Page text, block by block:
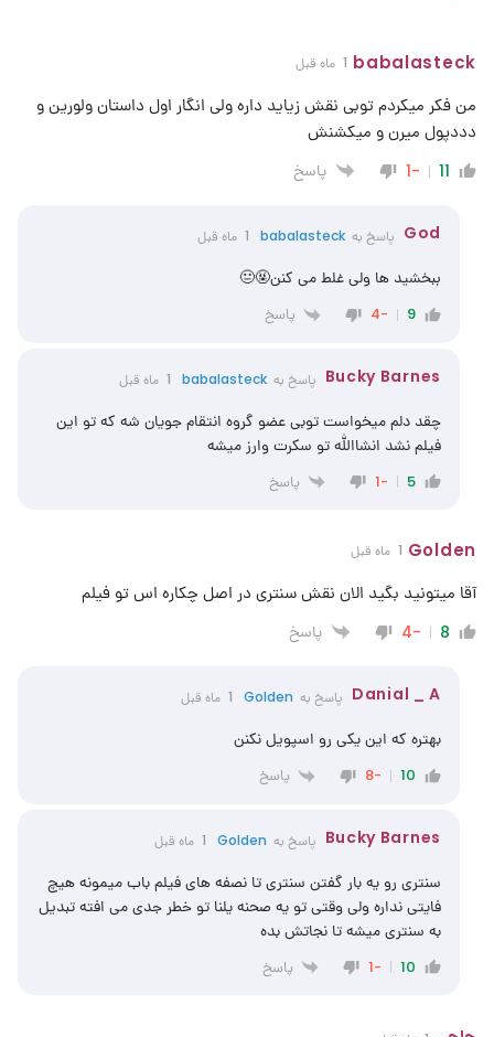
babalasteck 1 ماه قبل
من فکر میکردم توبی نقش زیاید داره ولی انگار اول داستان ولورین و
دددپول میرن و میکشنش
11
-1 پاسخ
God پاسخ بهbabalasteck 1 ماه قبل
ببخشید ها ولی غلط می کنن🤬😐
9
-4 پاسخ
Bucky Barnes پاسخ بهbabalasteck 1 ماه قبل
چقد دلم میخواست توبی عضو گروه انتقام جویان شه که تو این
فیلم نشد انشاالله تو سکرت وارز میشه
5
-1 پاسخ
Golden 1 ماه قبل
آقا میتونید بگید الان نقش سنتری در اصل چکاره اس تو فیلم
8
-4 پاسخ
Danial _ A پاسخ به Golden 1 ماه قبل
بهتره که این یکی رو اسپویل نکنن
10
-8 پاسخ
Bucky Barnes پاسخ به Golden 1 ماه قبل
سنتری رو یه بار گفتن سنتری تا نصفه های فیلم باب میمونه هیچ
فایتی نداره ولی وقتی تو یه صحنه یلنا تو خطر جدی می افته تبدیل
به سنتری میشه تا نجاتش بده
10
-1 پاسخ